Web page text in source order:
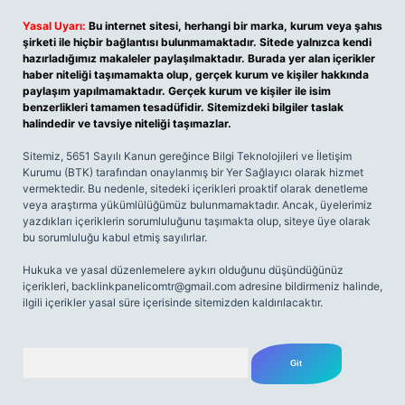
Yasal Uyarı: Bu internet sitesi, herhangi bir marka, kurum veya şahıs
şirketi ile hiçbir bağlantısı bulunmamaktadır. Sitede yalnızca kendi
hazırladığımız makaleler paylaşılmaktadır. Burada yer alan içerikler
haber niteliği taşımamakta olup, gerçek kurum ve kişiler hakkında
paylaşım yapılmamaktadır. Gerçek kurum ve kişiler ile isim
benzerlikleri tamamen tesadüfidir. Sitemizdeki bilgiler taslak
halindedir ve tavsiye niteliği taşımazlar.
Sitemiz, 5651 Sayılı Kanun gereğince Bilgi Teknolojileri ve İletişim
Kurumu (BTK) tarafından onaylanmış bir Yer Sağlayıcı olarak hizmet
vermektedir. Bu nedenle, sitedeki içerikleri proaktif olarak denetleme
veya araştırma yükümlülüğümüz bulunmamaktadır. Ancak, üyelerimiz
yazdıkları içeriklerin sorumluluğunu taşımakta olup, siteye üye olarak
bu sorumluluğu kabul etmiş sayılırlar.
Hukuka ve yasal düzenlemelere aykırı olduğunu düşündüğünüz
içerikleri, backlinkpanelicomtr@gmail.com adresine bildirmeniz halinde,
ilgili içerikler yasal süre içerisinde sitemizden kaldırılacaktır.